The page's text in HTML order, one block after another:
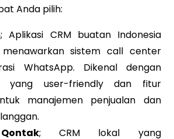
Anda pilih:
; Aplikasi CRM buatan Indonesia
sistem call center
WhatsApp. Dikenal dengan
yang user-friendly dan fitur
manajemen penjualan dan
; CRM lokal yang